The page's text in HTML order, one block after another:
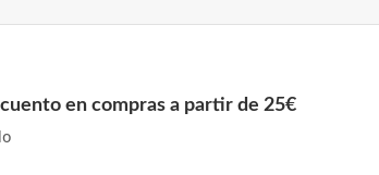
en compras a partir de 25€